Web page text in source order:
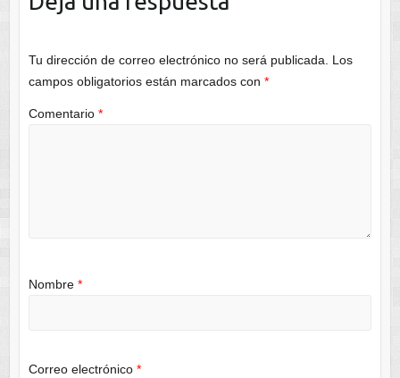
Tu dirección de correo electrónico no será publicada.
Los
campos obligatorios están marcados con *
Comentario *
Nombre *
Correo electrónico *